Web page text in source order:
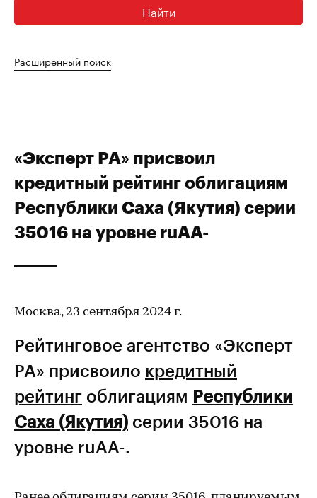
Найти
Расширенный поиск
«Эксперт РА» присвоил
кредитный рейтинг облигациям
Республики Саха (Якутия) серии
35016 на уровне ruАА-
Москва, 23 сентября 2024 г.
Рейтинговое агентство «Эксперт
РА» присвоило кредитный
рейтинг облигациям Республики
Саха (Якутия) серии 35016 на
уровне ruАА-.